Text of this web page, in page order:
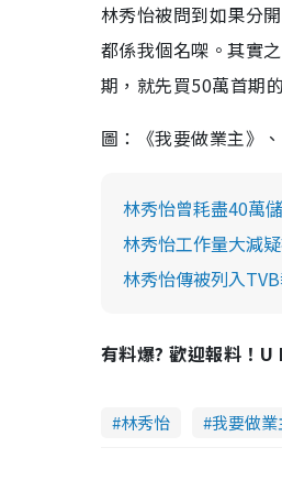
林秀怡被問到如果分
都係我個名㗎。其實
期，就先買50萬首期
圖：《我要做業主》
林秀怡曾耗盡40萬
林秀怡工作量大減
林秀怡傳被列入
有料爆? 歡迎報料！
林秀怡 我要做業